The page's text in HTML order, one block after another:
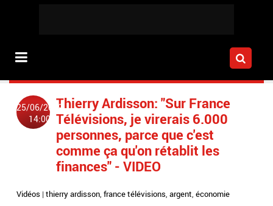
25/06/2019
14:00
Thierry Ardisson: "Sur France
Télévisions, je virerais 6.000
personnes, parce que c'est
comme ça qu'on rétablit les
finances" - VIDEO
Vidéos |thierry ardisson,france télévisions,argent,économie